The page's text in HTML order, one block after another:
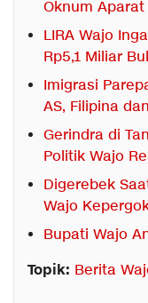
Oknum
LIRA Wajo
Rp5,1 Miliar
Imigrasi
AS, Filipina
Gerindra di
Politik Wajo
Digerebek
Wajo
Bupati Wajo
Topik: Berita